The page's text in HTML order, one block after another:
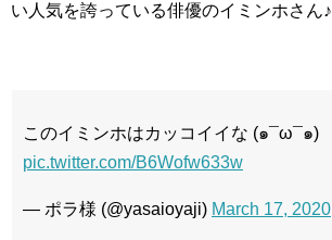
い人気を誇っている俳優のイミンホさん♪
このイミンホはカッコイイな (๑¯ω¯๑)
pic.twitter.com/B6Wofw633w
— ポラ様 (@yasaioyaji) March 17, 2020